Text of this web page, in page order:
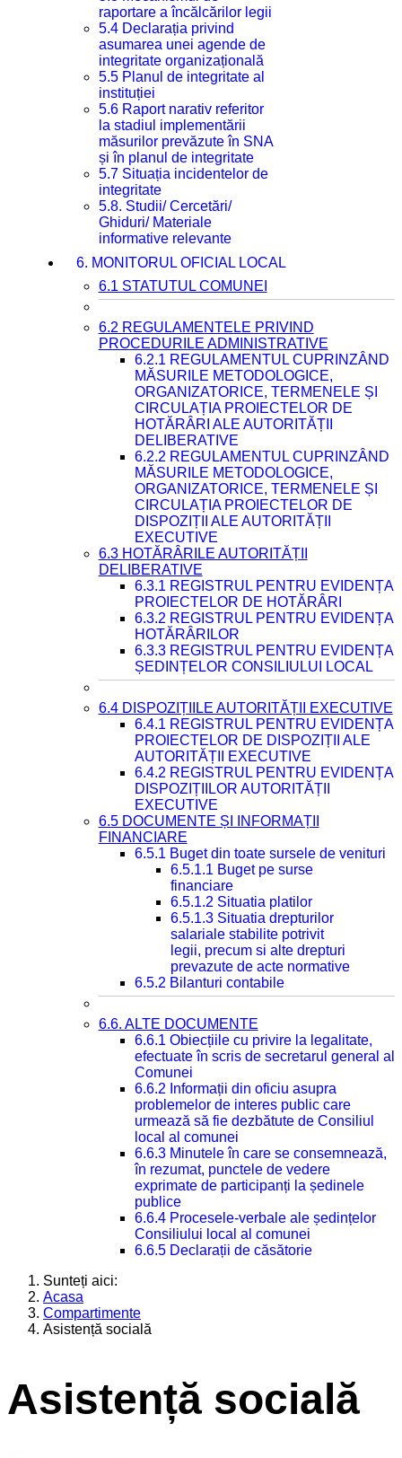
raportare a încălcărilor legii
5.4 Declarația privind
asumarea unei agende de
integritate organizațională
5.5 Planul de integritate al
instituției
5.6 Raport narativ referitor
la stadiul implementării
măsurilor prevăzute în SNA
și în planul de integritate
5.7 Situația incidentelor de
integritate
5.8. Studii/ Cercetări/
Ghiduri/ Materiale
informative relevante
6. MONITORUL OFICIAL LOCAL
6.1 STATUTUL COMUNEI
6.2 REGULAMENTELE PRIVIND
PROCEDURILE ADMINISTRATIVE
6.2.1 REGULAMENTUL CUPRINZÂND
MĂSURILE METODOLOGICE,
ORGANIZATORICE, TERMENELE ȘI
CIRCULAȚIA PROIECTELOR DE
HOTĂRÂRI ALE AUTORITĂȚII
DELIBERATIVE
6.2.2 REGULAMENTUL CUPRINZÂND
MĂSURILE METODOLOGICE,
ORGANIZATORICE, TERMENELE ȘI
CIRCULAȚIA PROIECTELOR DE
DISPOZIȚII ALE AUTORITĂȚII
EXECUTIVE
6.3 HOTĂRÂRILE AUTORITĂȚII
DELIBERATIVE
6.3.1 REGISTRUL PENTRU EVIDENȚA
PROIECTELOR DE HOTĂRÂRI
6.3.2 REGISTRUL PENTRU EVIDENȚA
HOTĂRÂRILOR
6.3.3 REGISTRUL PENTRU EVIDENȚA
ȘEDINȚELOR CONSILIULUI LOCAL
6.4 DISPOZIȚIILE AUTORITĂȚII EXECUTIVE
6.4.1 REGISTRUL PENTRU EVIDENȚA
PROIECTELOR DE DISPOZIȚII ALE
AUTORITĂȚII EXECUTIVE
6.4.2 REGISTRUL PENTRU EVIDENȚA
DISPOZIȚIILOR AUTORITĂȚII
EXECUTIVE
6.5 DOCUMENTE ȘI INFORMAȚII
FINANCIARE
6.5.1 Buget din toate sursele de venituri
6.5.1.1 Buget pe surse
financiare
6.5.1.2 Situatia platilor
6.5.1.3 Situatia drepturilor
salariale stabilite potrivit
legii, precum si alte drepturi
prevazute de acte normative
6.5.2 Bilanturi contabile
6.6. ALTE DOCUMENTE
6.6.1 Obiecțiile cu privire la legalitate,
efectuate în scris de secretarul general al
Comunei
6.6.2 Informații din oficiu asupra
problemelor de interes public care
urmează să fie dezbătute de Consiliul
local al comunei
6.6.3 Minutele în care se consemnează,
în rezumat, punctele de vedere
exprimate de participanți la ședinele
publice
6.6.4 Procesele-verbale ale ședințelor
Consiliului local al comunei
6.6.5 Declarații de căsătorie
Sunteți aici:
Acasa
Compartimente
Asistență socială
Asistență socială